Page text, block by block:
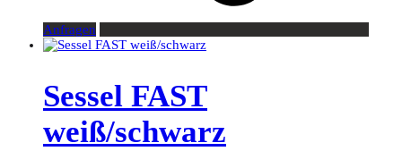
Anfragen
Sessel FAST
weiß/schwarz